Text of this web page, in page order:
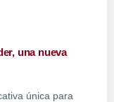
una nueva
única para